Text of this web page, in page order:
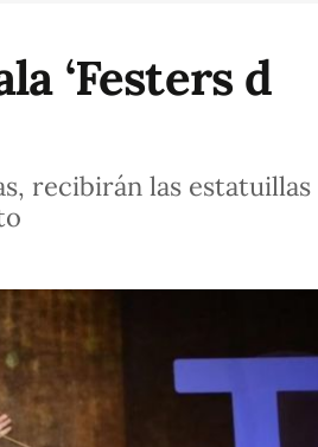
‘Festers d
recibirán las estatuillas